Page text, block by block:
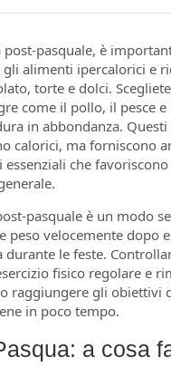
post-pasquale, è
alimenti ipercalorici e
torte e dolci.
come il pollo, il pesce e
in abbondanza.
calorici, ma forniscono
che
pasquale è un modo
peso velocemente dopo
durante le feste.
fisico regolare e
raggiungere gli obiettivi
in poco tempo.
a cosa